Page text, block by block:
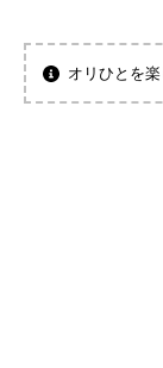
オリひとを